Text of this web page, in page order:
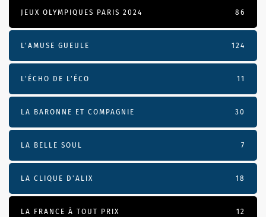
JEUX OLYMPIQUES PARIS 2024 86
L'AMUSE GUEULE 124
L’ÉCHO DE L’ÉCO 11
LA BARONNE ET COMPAGNIE 30
LA BELLE SOUL 7
LA CLIQUE D'ALIX 18
LA FRANCE À TOUT PRIX 12